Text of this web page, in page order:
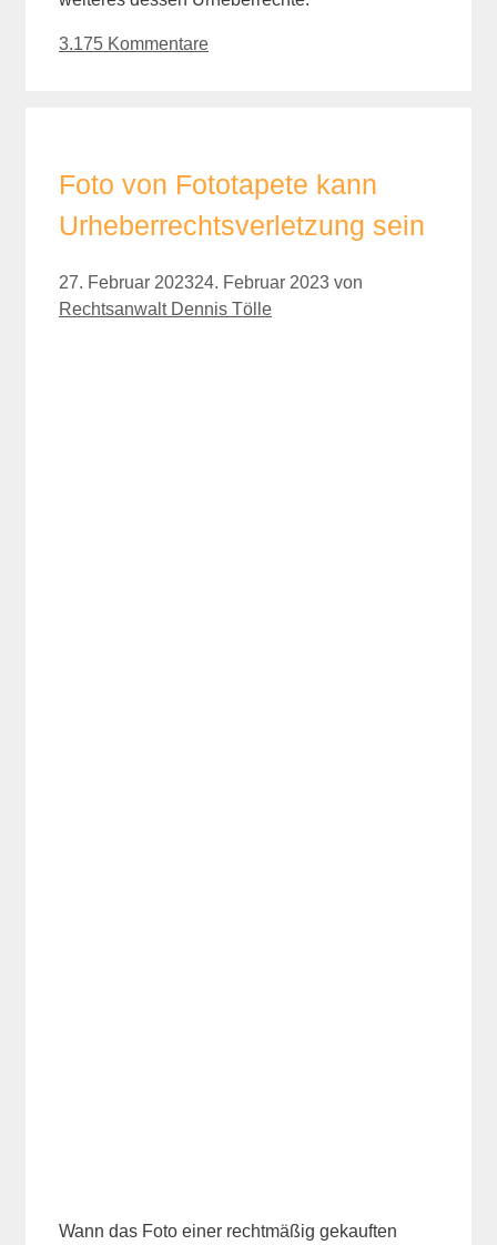
3.175 Kommentare
Foto von Fototapete kann
Urheberrechtsverletzung sein
27. Februar 202324. Februar 2023 von
Rechtsanwalt Dennis Tölle
Wann das Foto einer rechtmäßig gekauften